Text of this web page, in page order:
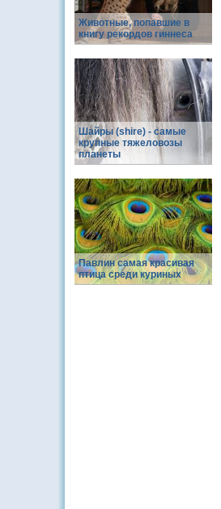
Животные, попавшие в
книгу рекордов гиннеса
Шайры (shire) - самые
крупные тяжеловозы
планеты
Павлин самая красивая
птица среди куриных